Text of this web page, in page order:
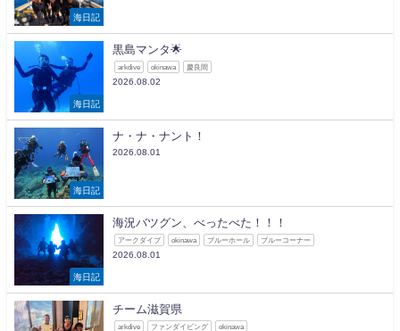
海日記
海日記
黒島マンタ🌟
arkdive okinawa 慶良間
2026.08.02
海日記
ナ・ナ・ナント！
2026.08.01
海日記
海況バツグン、べったべた！！！
アークダイブ okinawa ブルーホール ブルーコーナー
2026.08.01
チーム滋賀県
arkdive ファンダイビング okinawa